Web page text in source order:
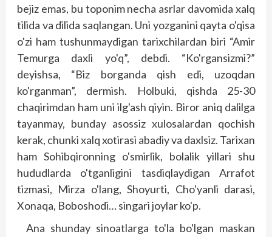
bejiz emas, bu toponim necha asrlar davomida xalq
tilida va dilida saqlangan. Uni yozganini qayta o'qisa
o'zi ham tushunmaydigan tarixchilardan biri “Amir
Temurga daxli yo'q”, debdi. “Ko'rgansizmi?”
deyishsa, “Biz borganda qish edi, uzoqdan
ko'rganman”, dermish. Holbuki, qishda 25-30
chaqirimdan ham uni ilg'ash qiyin. Biror aniq dalilga
tayanmay, bunday asossiz xulosalardan qochish
kerak, chunki xalq xotirasi abadiy va daxlsiz. Tarixan
ham Sohibqironning o'smirlik, bolalik yillari shu
hududlarda o'tganligini tasdiqlaydigan Arrafot
tizmasi, Mirza o'lang, Shoyurti, Cho'yanli darasi,
Xonaqa, Boboshodi… singari joylar ko'p.
Ana shunday sinoatlarga to'la bo'lgan maskan